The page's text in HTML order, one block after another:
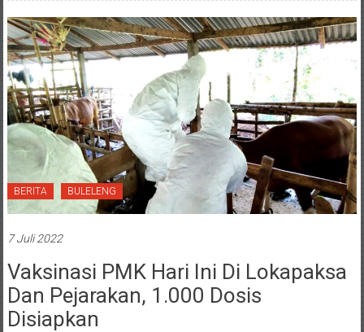
BERITA BULELENG
7 Juli 2022
Vaksinasi PMK Hari Ini Di Lokapaksa
Dan Pejarakan, 1.000 Dosis
Disiapkan